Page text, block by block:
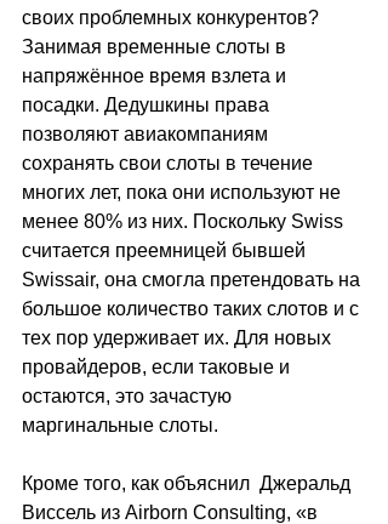
своих проблемных конкурентов?
Занимая временные слоты в
напряжённое время взлета и
посадки. Дедушкины права
позволяют авиакомпаниям
сохранять свои слоты в течение
многих лет, пока они используют не
менее 80% из них. Поскольку Swiss
считается преемницей бывшей
Swissair, она смогла претендовать на
большое количество таких слотов и с
тех пор удерживает их. Для новых
провайдеров, если таковые и
остаются, это зачастую
маргинальные слоты.
Кроме того, как объяснил  Джеральд
Виссель из Airborn Consulting, «в